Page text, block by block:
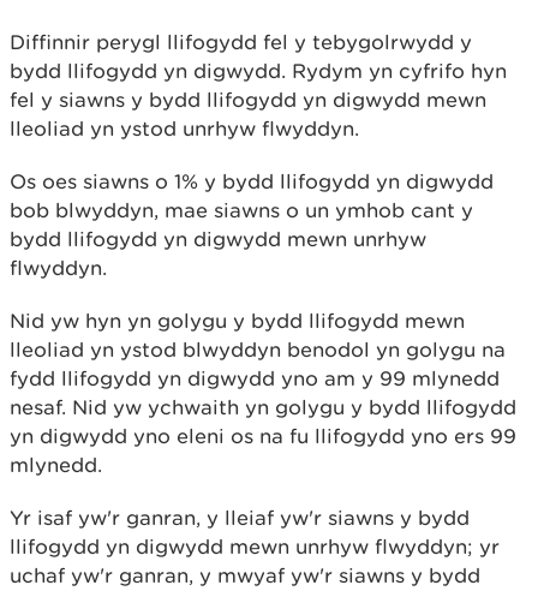
Diffinnir perygl llifogydd fel y tebygolrwydd y
bydd llifogydd yn digwydd. Rydym yn cyfrifo hyn
fel y siawns y bydd llifogydd yn digwydd mewn
lleoliad yn ystod unrhyw flwyddyn.
Os oes siawns o 1% y bydd llifogydd yn digwydd
bob blwyddyn, mae siawns o un ymhob cant y
bydd llifogydd yn digwydd mewn unrhyw
flwyddyn.
Nid yw hyn yn golygu y bydd llifogydd mewn
lleoliad yn ystod blwyddyn benodol yn golygu na
fydd llifogydd yn digwydd yno am y 99 mlynedd
nesaf. Nid yw ychwaith yn golygu y bydd llifogydd
yn digwydd yno eleni os na fu llifogydd yno ers 99
mlynedd.
Yr isaf yw'r ganran, y lleiaf yw'r siawns y bydd
llifogydd yn digwydd mewn unrhyw flwyddyn; yr
uchaf yw'r ganran, y mwyaf yw'r siawns y bydd